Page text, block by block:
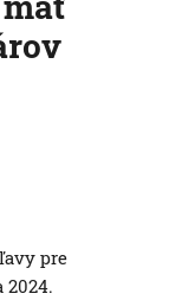
pre
2024.